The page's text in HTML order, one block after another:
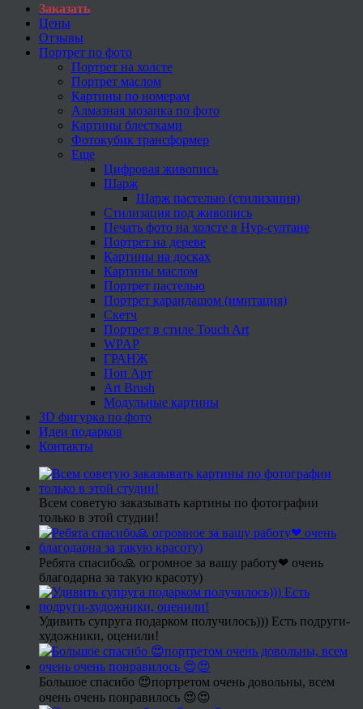
Заказать
Цены
Отзывы
Портрет по фото
Портрет на холсте
Портрет маслом
Картины по номерам
Алмазная мозаика по фото
Картины блестками
Фотокубик трансформер
Еще
Цифровая живопись
Шарж
Шарж пастелью (стилизация)
Стилизация под живопись
Печать фото на холсте в Нур-султане
Портрет на дереве
Картины на досках
Картины маслом
Портрет пастелью
Портрет карандашом (имитация)
Скетч
Портрет в стиле Touch Art
WPAP
ГРАНЖ
Поп Арт
Art Brush
Модульные картины
3D фигурка по фото
Идеи подарков
Контакты
Всем советую заказывать картины по фотографии
только в этой студии!
Ребята спасибо🙏 огромное за вашу работу❤ очень
благодарна за такую красоту)
Удивить супруга подарком получилось))) Есть подруги-
художники, оценили!
Большое спасибо 😍портретом очень довольны, всем
очень очень понравилось 😍😍